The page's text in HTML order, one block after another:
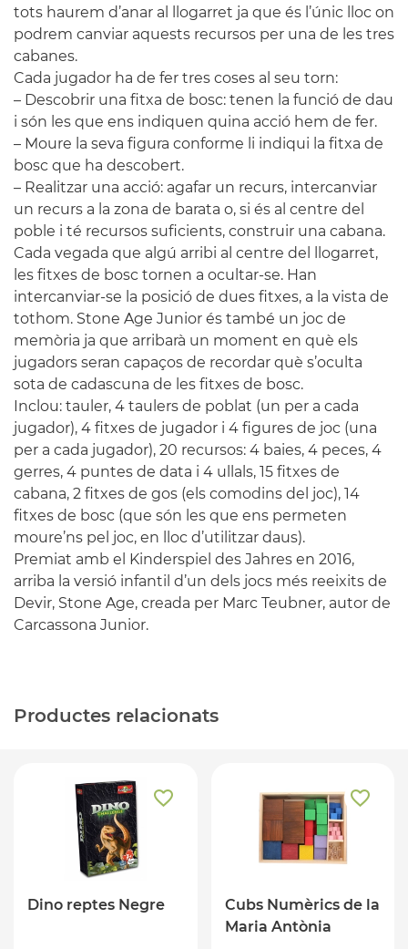
tots haurem d’anar al llogarret ja que és l’únic lloc on
podrem canviar aquests recursos per una de les tres
cabanes.
Cada jugador ha de fer tres coses al seu torn:
– Descobrir una fitxa de bosc: tenen la funció de dau
i són les que ens indiquen quina acció hem de fer.
– Moure la seva figura conforme li indiqui la fitxa de
bosc que ha descobert.
– Realitzar una acció: agafar un recurs, intercanviar
un recurs a la zona de barata o, si és al centre del
poble i té recursos suficients, construir una cabana.
Cada vegada que algú arribi al centre del llogarret,
les fitxes de bosc tornen a ocultar-se. Han
intercanviar-se la posició de dues fitxes, a la vista de
tothom. Stone Age Junior és també un joc de
memòria ja que arribarà un moment en què els
jugadors seran capaços de recordar què s’oculta
sota de cadascuna de les fitxes de bosc.
Inclou: tauler, 4 taulers de poblat (un per a cada
jugador), 4 fitxes de jugador i 4 figures de joc (una
per a cada jugador), 20 recursos: 4 baies, 4 peces, 4
gerres, 4 puntes de data i 4 ullals, 15 fitxes de
cabana, 2 fitxes de gos (els comodins del joc), 14
fitxes de bosc (que són les que ens permeten
moure’ns pel joc, en lloc d’utilitzar daus).
Premiat amb el Kinderspiel des Jahres en 2016,
arriba la versió infantil d’un dels jocs més reeixits de
Devir, Stone Age, creada per Marc Teubner, autor de
Carcassona Junior.
Productes relacionats
Dino reptes Negre
Cubs Numèrics de la
Maria Antònia